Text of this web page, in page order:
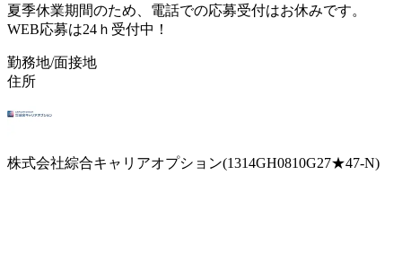
夏季休業期間のため、電話での応募受付はお休みです。
WEB応募は24ｈ受付中！
勤務地/面接地
住所
株式会社綜合キャリアオプション(1314GH0810G27★47-N)